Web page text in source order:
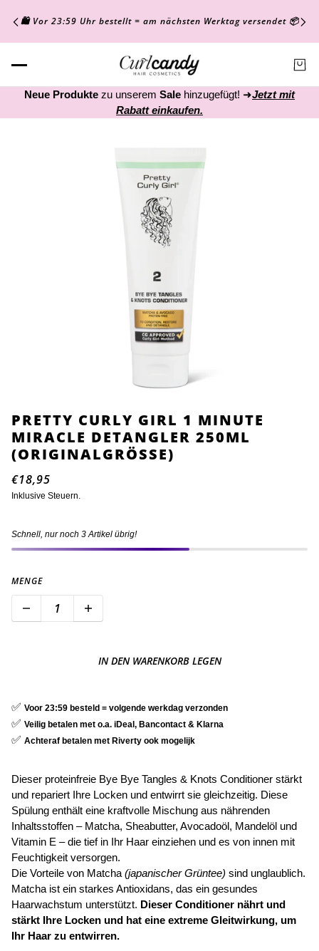
🛍️ Vor 23:59 Uhr bestellt = am nächsten Werktag versendet 📦
Neue Produkte zu unserem Sale hinzugefügt! ➜Jetzt mit
Rabatt einkaufen.
PRETTY CURLY GIRL 1 MINUTE
MIRACLE DETANGLER 250ML
(ORIGINALGRÖSSE)
€18,95
Inklusive Steuern.
Schnell, nur noch 3 Artikel übrig!
MENGE
IN DEN WARENKORB LEGEN
✅ Voor 23:59 besteld = volgende werkdag verzonden
✅ Veilig betalen met o.a. iDeal, Bancontact & Klarna
✅ Achteraf betalen met Riverty ook mogelijk
Dieser proteinfreie Bye Bye Tangles & Knots Conditioner stärkt
und repariert Ihre Locken und entwirrt sie gleichzeitig. Diese
Spülung enthält eine kraftvolle Mischung aus nährenden
Inhaltsstoffen – Matcha, Sheabutter, Avocadoöl, Mandelöl und
Vitamin E – die tief in Ihr Haar einziehen und es von innen mit
Feuchtigkeit versorgen.
Die Vorteile von Matcha (japanischer Grüntee) sind unglaublich.
Matcha ist ein starkes Antioxidans, das ein gesundes
Haarwachstum unterstützt. Dieser Conditioner nährt und
stärkt Ihre Locken und hat eine extreme Gleitwirkung, um
Ihr Haar zu entwirren.